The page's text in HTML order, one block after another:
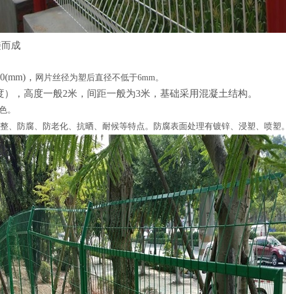
接而成
， 网片丝径为塑后直径不低于6mm。
，高度一般2米，间距一般为3米，基础采用混凝土结构。
。
、防腐、防老化、抗晒、耐候等特点。防腐表面处理有镀锌、浸塑、喷塑。